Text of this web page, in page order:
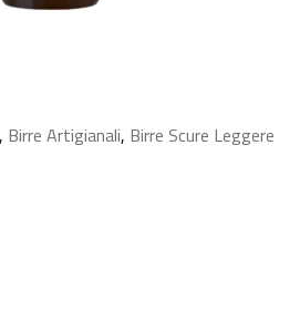
, Birre Artigianali, Birre Scure Leggere